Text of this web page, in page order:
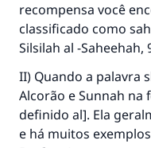
recompensa você
classificado como
Silsilah al -Saheehah,
II) Quando a palavra
Alcorão e Sunnah
definido al]. Ela
e há muitos